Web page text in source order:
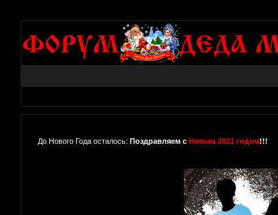
До Нового Года осталось: Поздравляем с Новым 2021 годом!!!